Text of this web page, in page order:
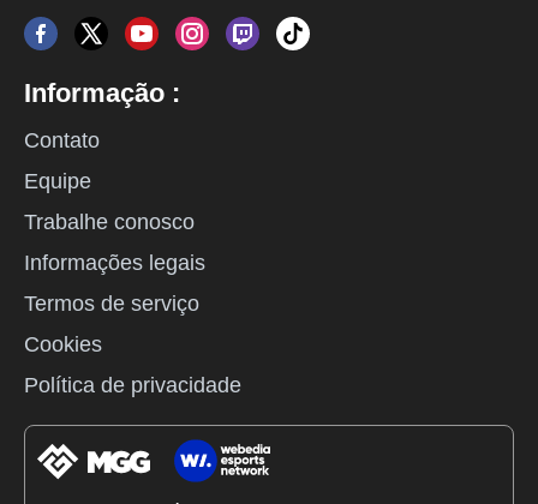
Informação :
Contato
Equipe
Trabalhe conosco
Informações legais
Termos de serviço
Cookies
Política de privacidade